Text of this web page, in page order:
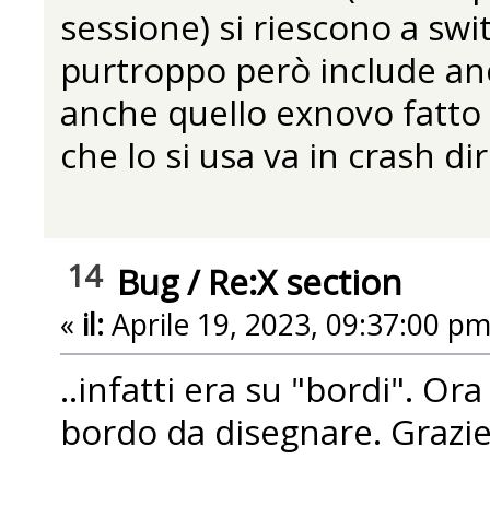
sessione) si riescono a
purtroppo però include
anche quello exnovo
che lo si usa va in crash
14 Bug/ Re:X section
« il: Aprile 19, 2023, 09:37:00
..infatti era su "bordi".
bordo da disegnare.